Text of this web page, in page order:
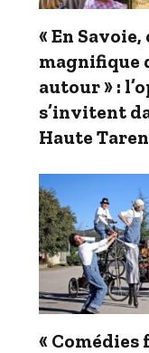
« En
magnifique
autour » :
s’invitent
Haute
« Comédies